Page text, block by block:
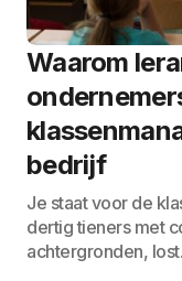
Waarom
bedrijf
Je staat voor de
dertig tieners met
achtergronden,